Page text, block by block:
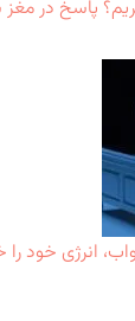
پاسخ در
انرژی خود را